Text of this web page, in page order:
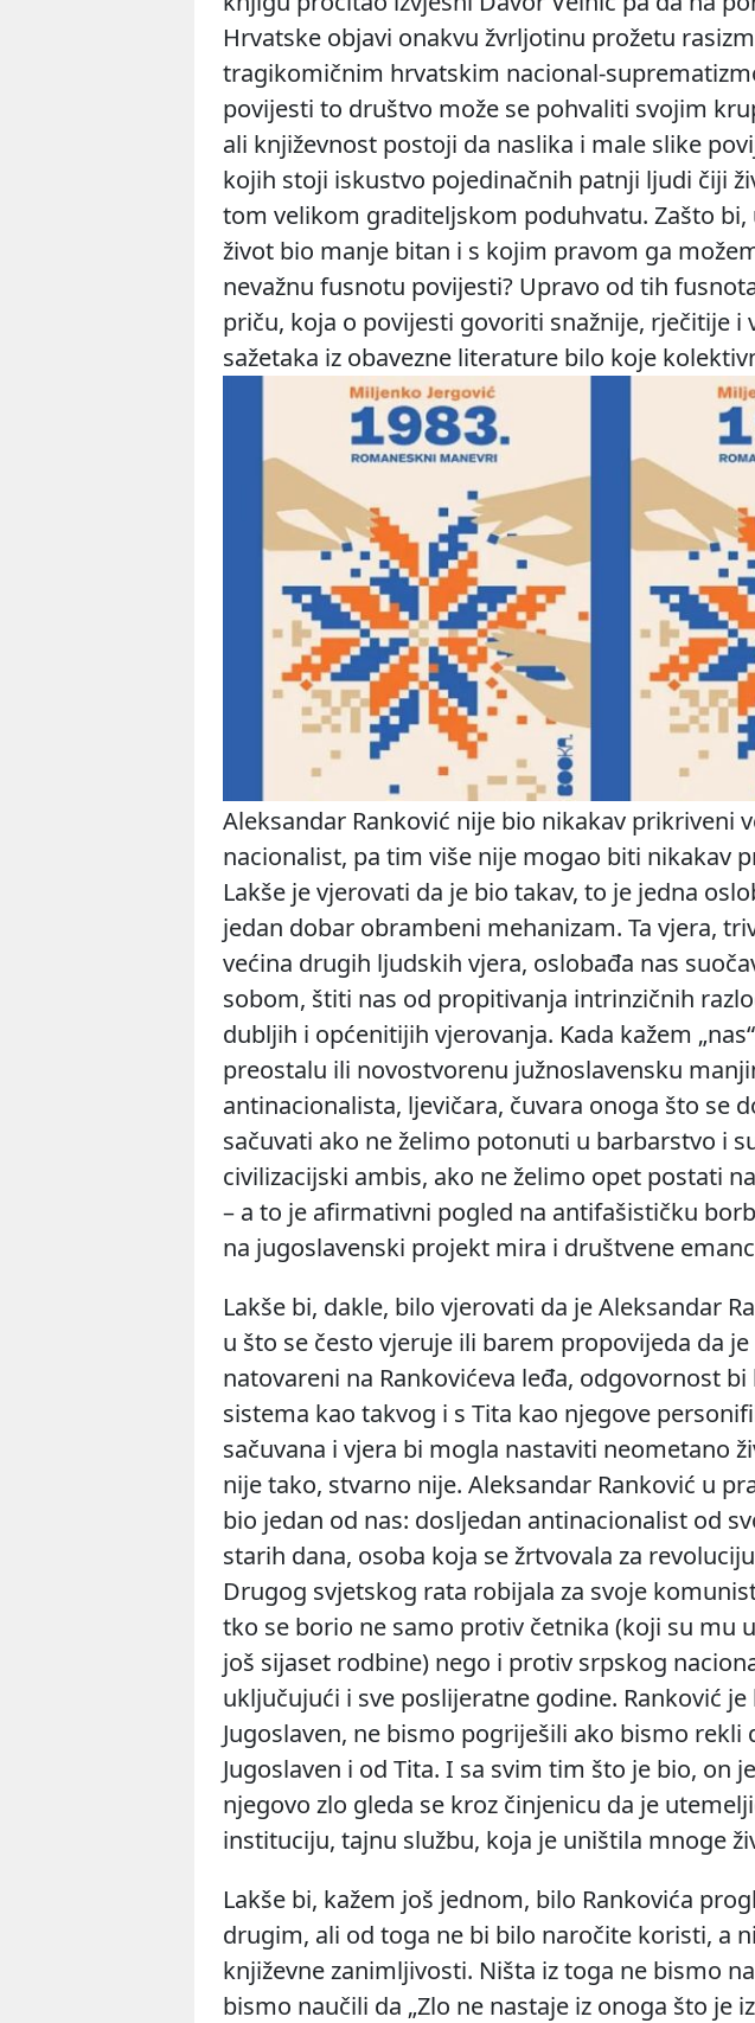
Hrvatske objavi onakvu žvrljotinu prožetu
tragikomičnim hrvatskim nacional-
povijesti to društvo može se pohvaliti svojim
ali književnost postoji da naslika i male slike
kojih stoji iskustvo pojedinačnih patnji ljudi čiji
tom velikom graditeljskom poduhvatu. Zašto
život bio manje bitan i s kojim pravom ga
nevažnu fusnotu povijesti? Upravo od tih
priču, koja o povijesti govoriti snažnije, rječitije i
sažetaka iz obavezne literature bilo koje
Aleksandar Ranković nije bio nikakav prikriveni
nacionalist, pa tim više nije mogao biti nikakav
Lakše je vjerovati da je bio takav, to je jedna
jedan dobar obrambeni mehanizam. Ta vjera,
većina drugih ljudskih vjera, oslobađa nas
sobom, štiti nas od propitivanja intrinzičnih
dubljih i općenitijih vjerovanja. Kada kažem
preostalu ili novostvorenu južnoslavensku
antinacionalista, ljevičara, čuvara onoga što se
sačuvati ako ne želimo potonuti u barbarstvo i
civilizacijski ambis, ako ne želimo opet postati
– a to je afirmativni pogled na antifašističku
na jugoslavenski projekt mira i društvene
Lakše bi, dakle, bilo vjerovati da je Aleksandar
u što se često vjeruje ili barem propovijeda da
natovareni na Rankovićeva leđa, odgovornost
sistema kao takvog i s Tita kao njegove
sačuvana i vjera bi mogla nastaviti neometano
nije tako, stvarno nije. Aleksandar Ranković u
bio jedan od nas: dosljedan antinacionalist od
starih dana, osoba koja se žrtvovala za
Drugog svjetskog rata robijala za svoje
tko se borio ne samo protiv četnika (koji su mu
još sijaset rodbine) nego i protiv srpskog
uključujući i sve poslijeratne godine. Ranković je
Jugoslaven, ne bismo pogriješili ako bismo rekli
Jugoslaven i od Tita. I sa svim tim što je bio, on
njegovo zlo gleda se kroz činjenicu da je
instituciju, tajnu službu, koja je uništila mnoge
Lakše bi, kažem još jednom, bilo Rankovića
drugim, ali od toga ne bi bilo naročite koristi, a
književne zanimljivosti. Ništa iz toga ne bismo
bismo naučili da „Zlo ne nastaje iz onoga što je